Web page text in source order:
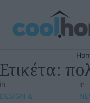
Ετικέτα:
in
DESIGN &
in